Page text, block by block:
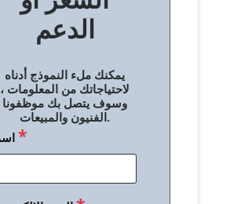
الدعم
يمكنك ملء النموذج أدناه
لاحتياجاتك من المعلومات ،
وسوف يتصل بك موظفونا
الفنيون والمبيعات.
اسم*